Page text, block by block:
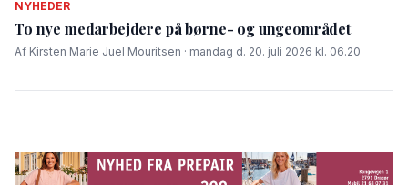
NYHEDER
To nye medarbejdere på børne- og ungeområdet
Af Kirsten Marie Juel Mouritsen · mandag d. 20. juli 2026 kl. 06.20